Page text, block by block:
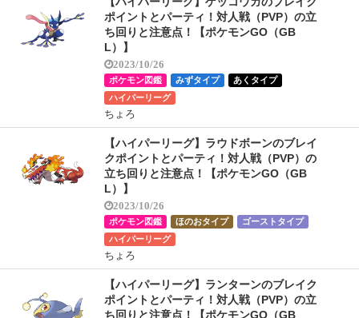
ポイントとパーティ！対人戦（PVP）の立
ち回りと注意点！【ポケモンGO（GB
L）】
2023/10/26
ポケモン図鑑 みずタイプ
あくタイプ
ハイパーリーグ
ちょろ
【ハイパーリーグ】ラウドボーンのブレイ
クポイントとパーティ！対人戦（PVP）の
立ち回りと注意点！【ポケモンGO（GB
L）】
2023/10/26
ポケモン図鑑 ほのおタイプ
ゴーストタイプ
ハイパーリーグ
ちょろ
【ハイパーリーグ】ランターンのブレイク
ポイントとパーティ！対人戦（PVP）の立
ち回りと注意点！【ポケモンGO（GB